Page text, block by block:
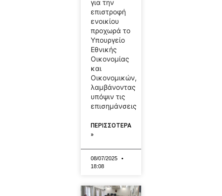
για την
επιστροφή
ενοικίου
προχωρά το
Υπουργείο
Εθνικής
Οικονομίας
και
Οικονομικών,
λαμβάνοντας
υπόψιν τις
επισημάνσεις
ΠΕΡΙΣΣΟΤΕΡΑ
»
08/07/2025
18:08